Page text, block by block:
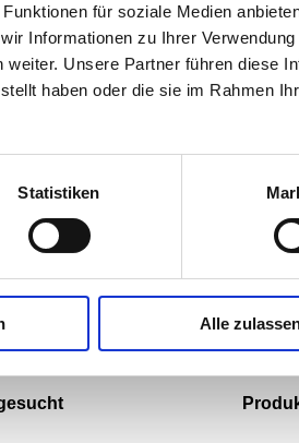
für soziale Medien
Informationen zu Ihrer
Unsere Partner führen diese
haben oder die sie im Rahmen
Statistiken
Alle
10